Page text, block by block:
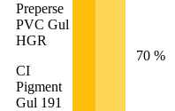
Preperse
PVC Gul
HGR
CI
Pigment
Gul 191
70 %